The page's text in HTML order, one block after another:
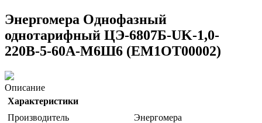
Энергомера Однофазный
однотарифный ЦЭ-6807Б-UK-1,0-
220В-5-60А-М6Ш6 (EM1OT00002)
Описание
Характеристики
Производитель
Энергомера